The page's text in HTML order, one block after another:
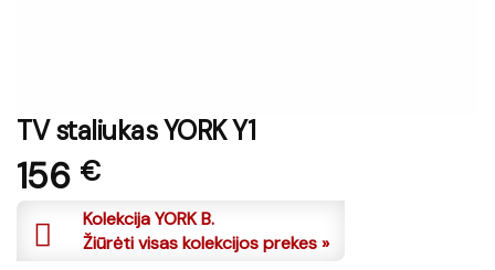
TV staliukas YORK Y1
156 €
Kolekcija YORK B.
Žiūrėti visas kolekcijos prekes »